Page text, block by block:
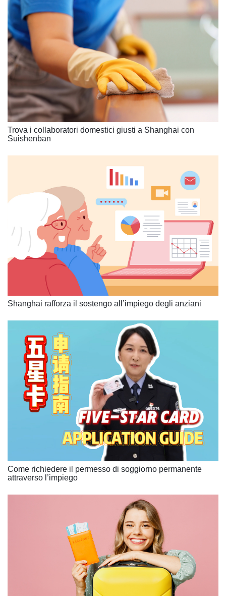
Trova i collaboratori domestici giusti a Shanghai con
Suishenban
Shanghai rafforza il sostengo all’impiego degli anziani
Come richiedere il permesso di soggiorno permanente
attraverso l’impiego